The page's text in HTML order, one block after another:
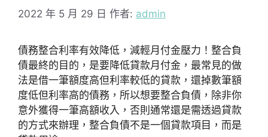
2022 年 5 月 29 日 作者: admin
債務整合利率有效降低，減輕月付金壓力！整合負
債最終的目的，是要降低貸款月付金，最常見的做
法是借一筆額度高但利率較低的貸款，還掉數筆額
度低但利率高的債務，所以想要整合負債，除非你
意外獲得一筆高額收入，否則通常還是需透過貸款
的方式來辦理，整合負債不是一個貸款項目，而是